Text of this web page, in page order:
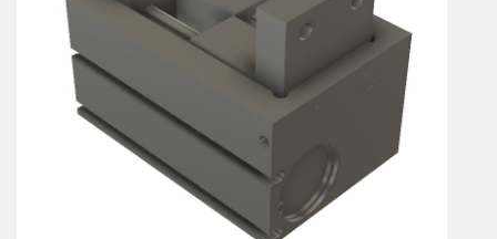
Traitements d'air - Ioniseurs
Traitements d'air compacts